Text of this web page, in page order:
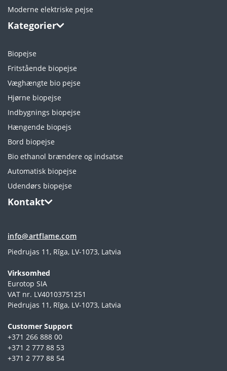
Moderne elektriske pejse
Kategorier
Biopejse
Fritstående biopejse
Væghængte bio pejse
Hjørne biopejse
Indbygnings biopejse
Hængende biopejs
Bord biopejse
Bio ethanol brændere og indsatse
Automatisk biopejse
Udendørs biopejse
Kontakt
info@artflame.com
Piedrujas 11, Rīga, LV-1073, Latvia
Virksomhed
Eurotop SIA
VAT nr. LV40103751251
Piedrujas 11, Rīga, LV-1073, Latvia
Сustomer Support
+371 266 888 00
+371 2 777 88 53
+371 2 777 88 54